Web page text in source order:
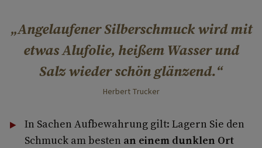
Angelaufener Silberschmuck wird mit
etwas Alufolie, heißem Wasser und
Salz wieder schön glänzend.
Herbert Trucker
In Sachen Aufbewahrung gilt: Lagern Sie den
Schmuck am besten an einem dunklen Ort